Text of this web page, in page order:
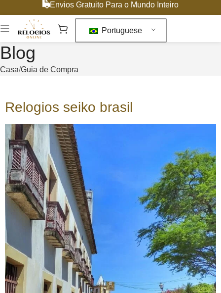
Envios Gratuito Para o Mundo Inteiro
Portuguese
Blog
Casa Guia de Compra
Relogios seiko brasil